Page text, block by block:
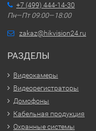
+7 (499) 444-14-30
Пн—Пт 09:00—18:00
zakaz@hikvision24.ru
РАЗДЕЛЫ
Видеокамеры
Видеорегистраторы
Домофоны
Кабельная продукция
Охранные системы